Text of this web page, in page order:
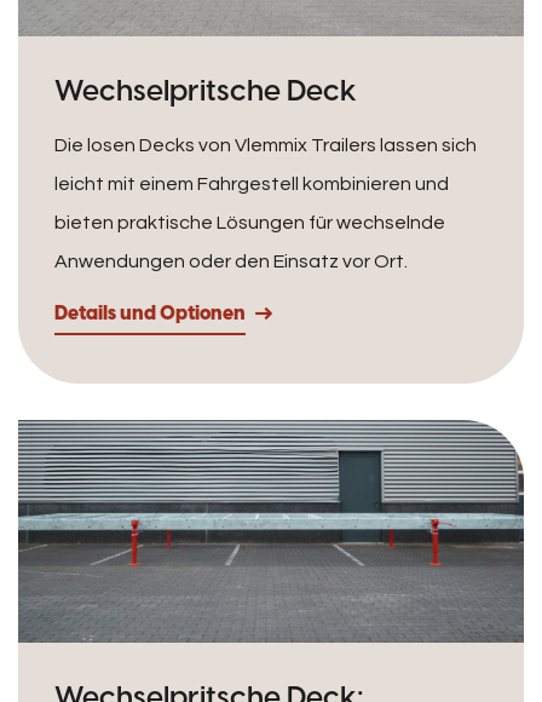
Wechselpritsche Deck
Die losen Decks von Vlemmix Trailers lassen sich
leicht mit einem Fahrgestell kombinieren und
bieten praktische Lösungen für wechselnde
Anwendungen oder den Einsatz vor Ort.
Details und Optionen